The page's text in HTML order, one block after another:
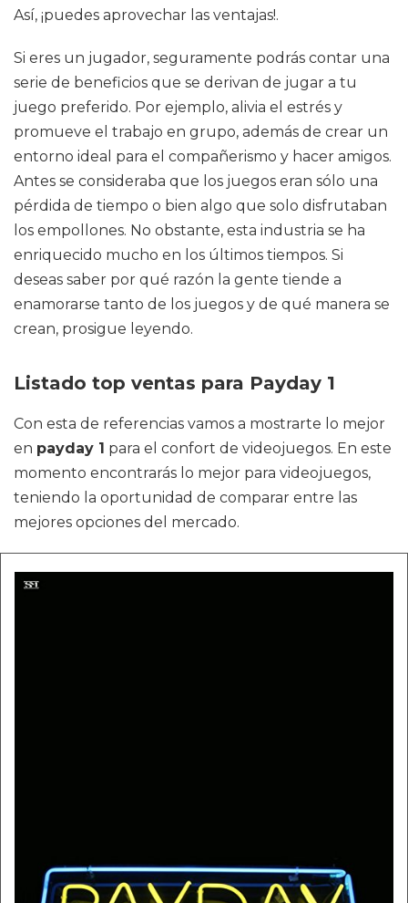
Así, ¡puedes aprovechar las ventajas!.
Si eres un jugador, seguramente podrás contar una
serie de beneficios que se derivan de jugar a tu
juego preferido. Por ejemplo, alivia el estrés y
promueve el trabajo en grupo, además de crear un
entorno ideal para el compañerismo y hacer amigos.
Antes se consideraba que los juegos eran sólo una
pérdida de tiempo o bien algo que solo disfrutaban
los empollones. No obstante, esta industria se ha
enriquecido mucho en los últimos tiempos. Si
deseas saber por qué razón la gente tiende a
enamorarse tanto de los juegos y de qué manera se
crean, prosigue leyendo.
Listado top ventas para Payday 1
Con esta de referencias vamos a mostrarte lo mejor
en payday 1 para el confort de videojuegos. En este
momento encontrarás lo mejor para videojuegos,
teniendo la oportunidad de comparar entre las
mejores opciones del mercado.